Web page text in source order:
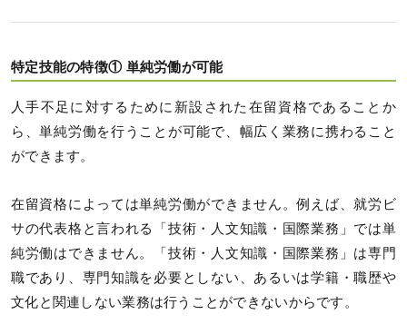
特定技能の特徴① 単純労働が可能
人手不足に対するために新設された在留資格であることか
ら、単純労働を行うことが可能で、幅広く業務に携わること
ができます。
在留資格によっては単純労働ができません。例えば、就労ビ
サの代表格と言われる「技術・人文知識・国際業務」では単
純労働はできません。「技術・人文知識・国際業務」は専門
職であり、専門知識を必要としない、あるいは学籍・職歴や
文化と関連しない業務は行うことができないからです。